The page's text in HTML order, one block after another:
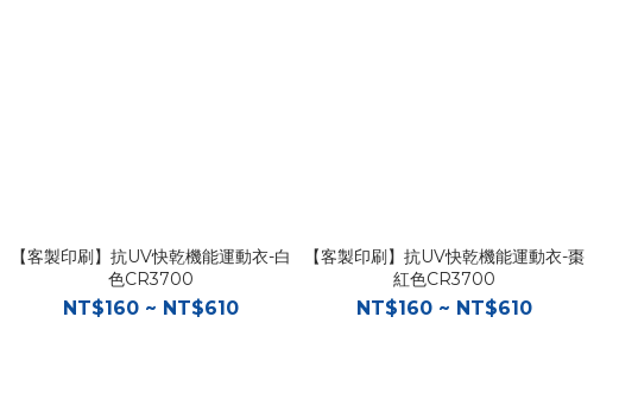
【客製印刷】抗UV快乾機能運動衣-白
色CR3700
NT$160 ~ NT$610
【客製印刷】抗UV快乾機能運動衣-棗
紅色CR3700
NT$160 ~ NT$610